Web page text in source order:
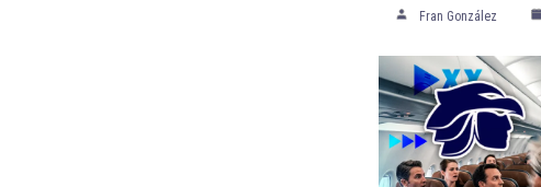
Fran González